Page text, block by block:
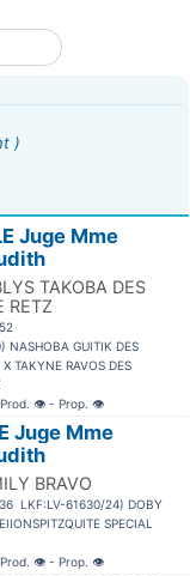
)
Juge Mme
TAKOBA DES
RETZ
GUITIK DES
TAKYNE RAVOS DES
👁 - Prop. 👁
Juge Mme
BRAVO
LKF:LV-61630/24) DOBY
SPECIAL
👁 - Prop. 👁